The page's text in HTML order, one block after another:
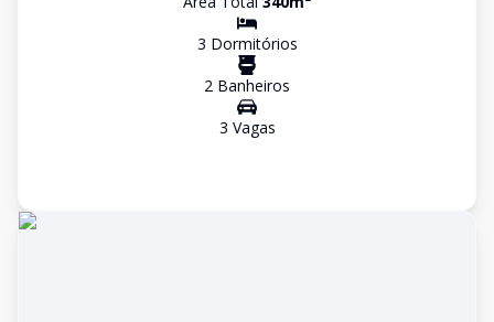
3 Dormitórios
2 Banheiros
3 Vagas